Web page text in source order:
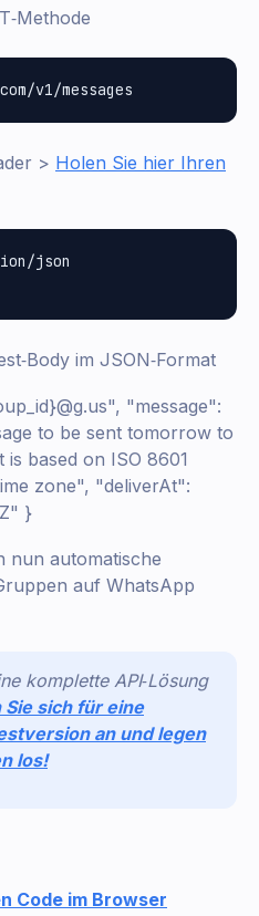
> Holen Sie hier Ihren
json
im JSON‑Format
"message":
to be sent tomorrow to
based on ISO 8601
zone", "deliverAt":
}
nun automatische
auf WhatsApp
komplette API‑Lösung
Sie sich für eine
an und legen
los!
Code im Browser